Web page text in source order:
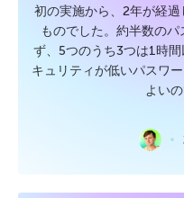
初の実施から、2年が経
ものでした。約半数の
ず、5つのうち3つは1時
キュリティが低いパスワ
よい